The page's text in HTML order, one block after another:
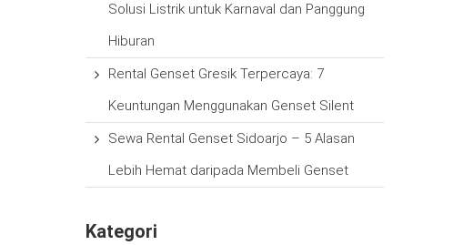
Solusi Listrik untuk Karnaval dan Panggung
Hiburan
Rental Genset Gresik Terpercaya: 7
Keuntungan Menggunakan Genset Silent
Sewa Rental Genset Sidoarjo – 5 Alasan
Lebih Hemat daripada Membeli Genset
Kategori